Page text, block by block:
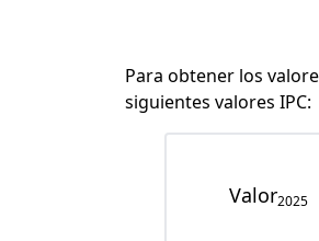
Para obtener los
siguientes valores IPC:
Valor2025